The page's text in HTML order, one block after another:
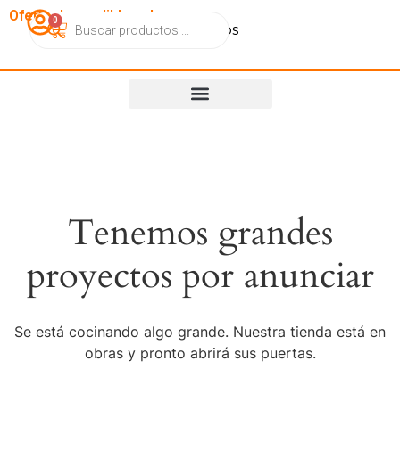
OfertasImperdibles.cl
CatálogoContactoNosotros
0
Tenemos grandes
proyectos por anunciar
Se está cocinando algo grande. Nuestra tienda está en
obras y pronto abrirá sus puertas.